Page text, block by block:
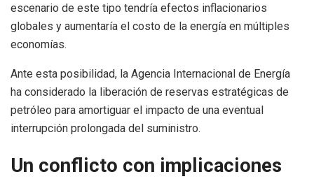
escenario de este tipo tendría efectos inflacionarios
globales y aumentaría el costo de la energía en múltiples
economías.
Ante esta posibilidad, la Agencia Internacional de Energía
ha considerado la liberación de reservas estratégicas de
petróleo para amortiguar el impacto de una eventual
interrupción prolongada del suministro.
Un conflicto con implicaciones